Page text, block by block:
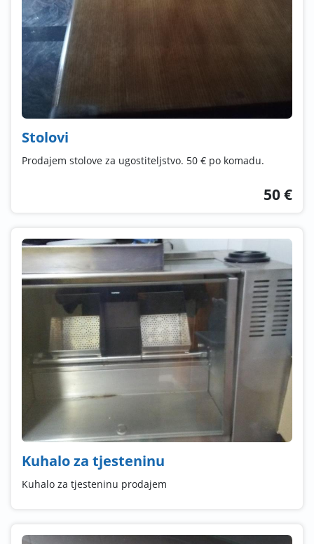
Stolovi
Prodajem stolove za ugostiteljstvo. 50 € po komadu.
50 €
Kuhalo za tjesteninu
Kuhalo za tjesteninu prodajem